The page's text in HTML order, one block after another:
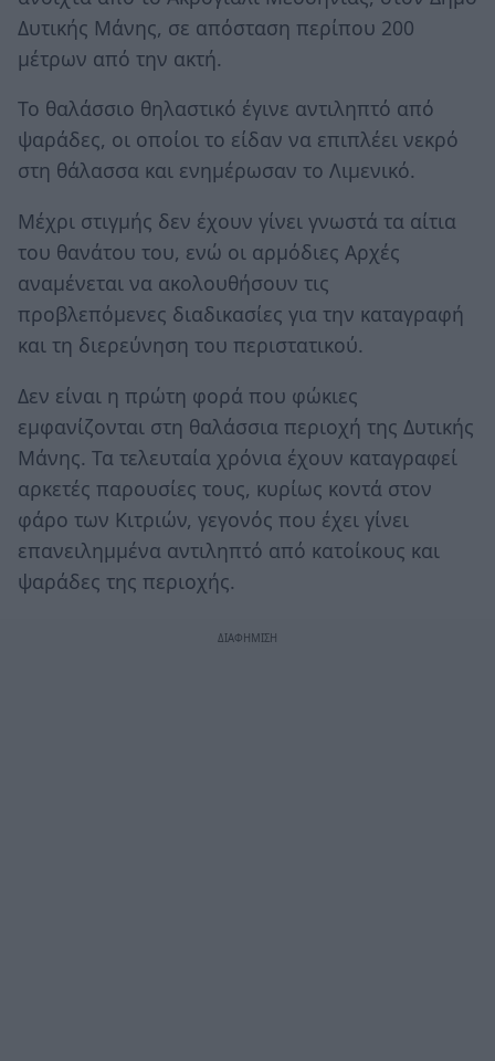
Δυτικής Μάνης, σε απόσταση περίπου 200
μέτρων από την ακτή.
Το θαλάσσιο θηλαστικό έγινε αντιληπτό από
ψαράδες, οι οποίοι το είδαν να επιπλέει νεκρό
στη θάλασσα και ενημέρωσαν το Λιμενικό.
Μέχρι στιγμής δεν έχουν γίνει γνωστά τα αίτια
του θανάτου του, ενώ οι αρμόδιες Αρχές
αναμένεται να ακολουθήσουν τις
προβλεπόμενες διαδικασίες για την καταγραφή
και τη διερεύνηση του περιστατικού.
Δεν είναι η πρώτη φορά που φώκιες
εμφανίζονται στη θαλάσσια περιοχή της Δυτικής
Μάνης. Τα τελευταία χρόνια έχουν καταγραφεί
αρκετές παρουσίες τους, κυρίως κοντά στον
φάρο των Κιτριών, γεγονός που έχει γίνει
επανειλημμένα αντιληπτό από κατοίκους και
ψαράδες της περιοχής.